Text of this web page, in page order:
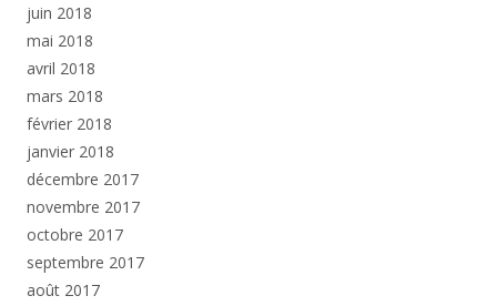
juin 2018
mai 2018
avril 2018
mars 2018
février 2018
janvier 2018
décembre 2017
novembre 2017
octobre 2017
septembre 2017
août 2017